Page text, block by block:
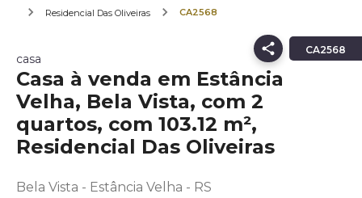
Residencial Das Oliveiras
CA2568
CA2568
casa
Casa à venda em Estância
Velha, Bela Vista, com 2
quartos, com 103.12 m²,
Residencial Das Oliveiras
Bela Vista - Estância Velha - RS